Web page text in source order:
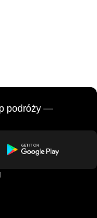
podróży —